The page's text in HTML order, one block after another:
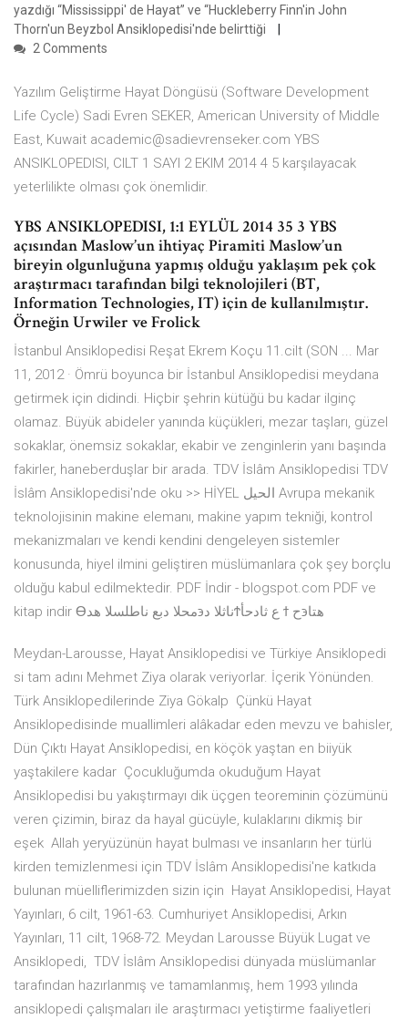
yazdığı “Mississippi' de Hayat” ve “Huckleberry Finn'in John
Thorn'un Beyzbol Ansiklopedisi'nde belirttiği
2 Comments
Yazılım Geliştirme Hayat Döngüsü (Software Development
Life Cycle) Sadi Evren SEKER, American University of Middle
East, Kuwait academic@sadievrenseker.com YBS
ANSIKLOPEDISI, CILT 1 SAYI 2 EKIM 2014 4 5 karşılayacak
yeterlilikte olması çok önemlidir.
YBS ANSIKLOPEDISI, 1:1 EYLÜL 2014 35 3 YBS
açısından Maslow’un ihtiyaç Piramiti Maslow’un
bireyin olgunluğuna yapmış olduğu yaklaşım pek çok
araştırmacı tarafından bilgi teknolojileri (BT,
Information Technologies, IT) için de kullanılmıştır.
Örneğin Urwiler ve Frolick
İstanbul Ansiklopedisi Reşat Ekrem Koçu 11.cilt (SON ... Mar
11, 2012 · Ömrü boyunca bir İstanbul Ansiklopedisi meydana
getirmek için didindi. Hiçbir şehrin kütüğü bu kadar ilginç
olamaz. Büyük abideler yanında küçükleri, mezar taşları, güzel
sokaklar, önemsiz sokaklar, ekabir ve zenginlerin yanı başında
fakirler, haneberduşlar bir arada. TDV İslâm Ansiklopedisi TDV
İslâm Ansiklopedisi'nde oku >> HİYEL الحيل Avrupa mekanik
teknolojisinin makine elemanı, makine yapım tekniği, kontrol
mekanizmaları ve kendi kendini dengeleyen sistemler
konusunda, hiyel ilmini geliştiren müslümanlara çok şey borçlu
olduğu kabul edilmektedir. PDF İndir - blogspot.com PDF ve
kitap indir ϴناثلا د϶محلا دبع ناطلسلا هدϮع ثادحأ ϯ هتا϶ح
Meydan-Larousse, Hayat Ansiklopedisi ve Türkiye Ansiklopedi
si tam adını Mehmet Ziya olarak veriyorlar. İçerik Yönünden.
Türk Ansiklopedilerinde Ziya Gökalp Çünkü Hayat
Ansiklopedisinde muallimleri alâkadar eden mevzu ve bahisler,
Dün Çıktı Hayat Ansiklopedisi, en köçök yaştan en biiyük
yaştakilere kadar Çocukluğumda okuduğum Hayat
Ansiklopedisi bu yakıştırmayı dik üçgen teoreminin çözümünü
veren çizimin, biraz da hayal gücüyle, kulaklarını dikmiş bir
eşek Allah yeryüzünün hayat bulması ve insanların her türlü
kirden temizlenmesi için TDV İslâm Ansiklopedisi'ne katkıda
bulunan müelliflerimizden sizin için Hayat Ansiklopedisi, Hayat
Yayınları, 6 cilt, 1961-63. Cumhuriyet Ansiklopedisi, Arkın
Yayınları, 11 cilt, 1968-72. Meydan Larousse Büyük Lugat ve
Ansiklopedi, TDV İslâm Ansiklopedisi dünyada müslümanlar
tarafından hazırlanmış ve tamamlanmış, hem 1993 yılında
ansiklopedi çalışmaları ile araştırmacı yetiştirme faaliyetleri